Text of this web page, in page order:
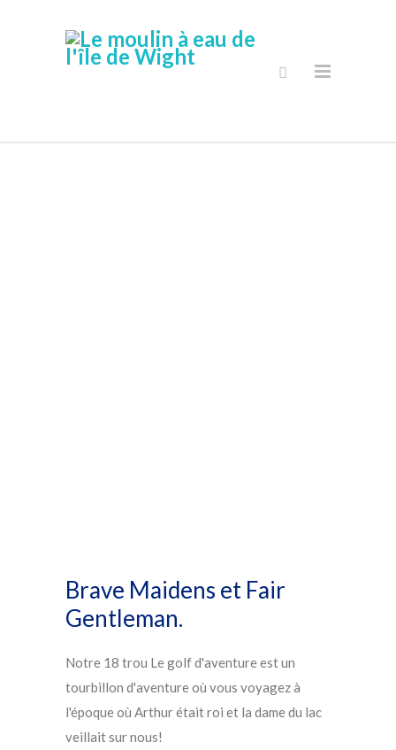
Brave Maidens et Fair
Gentleman.
Notre 18 trou Le golf d'aventure est un
tourbillon d'aventure où vous voyagez à
l'époque où Arthur était roi et la dame du lac
veillait sur nous!